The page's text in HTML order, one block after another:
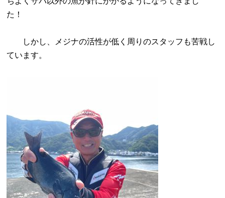
た！
しかし、メジナの活性が低く周りのスタッフも苦戦し
ています。